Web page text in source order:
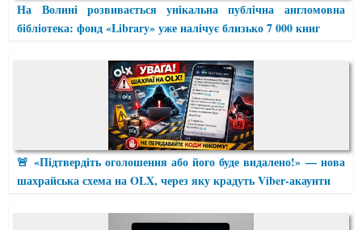
На Волині розвивається унікальна публічна англомовна
бібліотека: фонд «Library» уже налічує близько 7 000 книг
🚨 «Підтвердіть оголошення або його буде видалено!» — нова
шахрайська схема на OLX, через яку крадуть Viber-акаунти